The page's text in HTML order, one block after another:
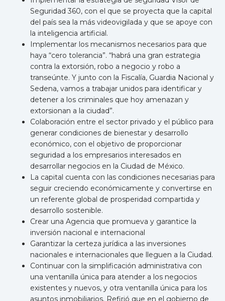
Seguridad 360, con el que se proyecta que la capital
del país sea la más videovigilada y que se apoye con
la inteligencia artificial.
Implementar los mecanismos necesarios para que
haya “cero tolerancia”. “habrá una gran estrategia
contra la extorsión, robo a negocio y robo a
transeúnte. Y junto con la Fiscalía, Guardia Nacional y
Sedena, vamos a trabajar unidos para identificar y
detener a los criminales que hoy amenazan y
extorsionan a la ciudad”.
Colaboración entre el sector privado y el público para
generar condiciones de bienestar y desarrollo
económico, con el objetivo de proporcionar
seguridad a los empresarios interesados en
desarrollar negocios en la Ciudad de México.
La capital cuenta con las condiciones necesarias para
seguir creciendo económicamente y convertirse en
un referente global de prosperidad compartida y
desarrollo sostenible.
Crear una Agencia que promueva y garantice la
inversión nacional e internacional
Garantizar la certeza jurídica a las inversiones
nacionales e internacionales que lleguen a la Ciudad.
Continuar con la simplificación administrativa con
una ventanilla única para atender a los negocios
existentes y nuevos, y otra ventanilla única para los
asuntos inmobiliarios. Refirió que en el gobierno de